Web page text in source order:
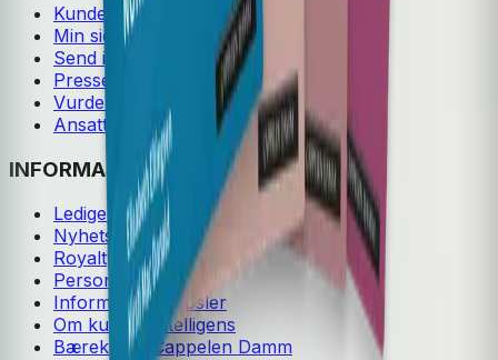
Kundeservice
Min side
Send inn manus
Presse
Vurderingseksemplar
Ansatte
INFORMASJON
Ledige stillinger
Nyhetsbrev
Royaltyportal
Personvern
Informasjonskapsler
Om kunstig intelligens
Bærekraft i Cappelen Damm